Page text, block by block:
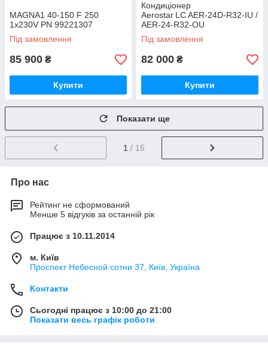
MAGNA1 40-150 F 250
1x230V PN 99221307
Під замовлення
85 900 ₴
Купити
Кондиціонер
Aerostar LC AER‑24D‑R32‑IU /
AER‑24‑R32‑OU
напівпромисловий канальний
Під замовлення
82 000 ₴
Купити
Показати ще
1 / 15
Про нас
Рейтинг не сформований
Менше 5 відгуків за останній рік
Працює з 10.11.2014
м. Київ
Проспект Небесной сотни 37, Київ, Україна
Контакти
Сьогодні працює з 10:00 до 21:00
Показати весь графік роботи